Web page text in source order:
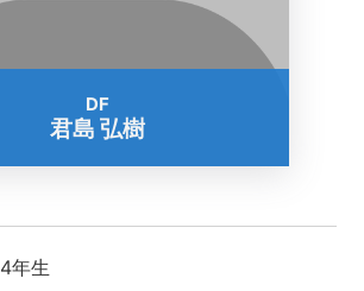
DF
君島 弘樹
4年生